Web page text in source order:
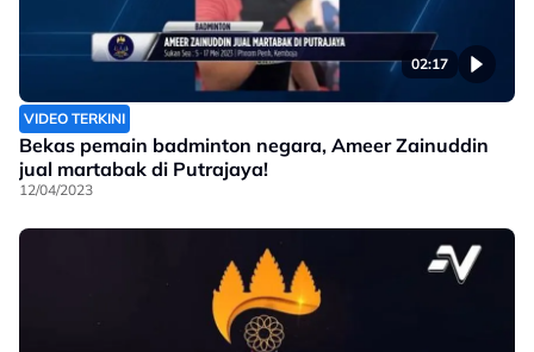
02:17
VIDEO TERKINI
Bekas pemain badminton negara, Ameer Zainuddin
jual martabak di Putrajaya!
12/04/2023